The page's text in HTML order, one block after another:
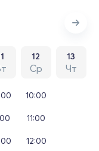
12
Ср
13
Чт
10:00
11:00
12:00